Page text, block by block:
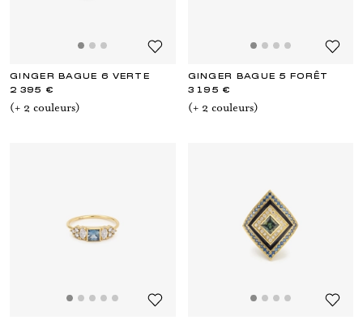
GINGER BAGUE 6 VERTE
2 395 €
(+ 2 couleurs)
GINGER BAGUE 5 FORÊT
3 195 €
(+ 2 couleurs)